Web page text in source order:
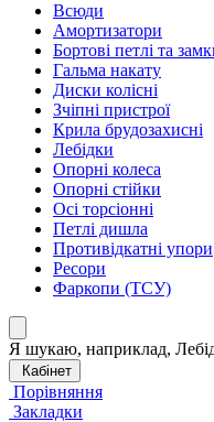
Всюди
Амортизатори
Бортові петлі та
Гальма накату
Диски колісні
Зчіпні пристрої
Крила брудозахисні
Лебідки
Опорні колеса
Опорні стійки
Осі торсіонні
Петлі дишла
Противідкатні упори
Ресори
Фаркопи (ТСУ)
Я шукаю, наприклад,
Кабінет
Порівняння
Закладки